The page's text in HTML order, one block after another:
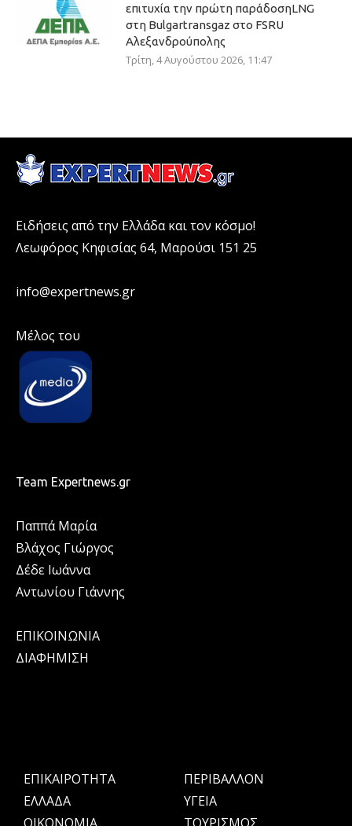
επιτυχία την πρώτη παράδοσηLNG
στη Bulgartransgaz στο FSRU
Αλεξανδρούπολης
Τρίτη, 4 Αυγούστου 2026, 11:47
Ειδήσεις από την Ελλάδα και τον κόσμο!
Λεωφόρος Κηφισίας 64, Μαρούσι 151 25
info@expertnews.gr
Μέλος του
Team Expertnews.gr
Παππά Μαρία
Βλάχος Γιώργος
Δέδε Ιωάννα
Αντωνίου Γιάννης
ΕΠΙΚΟΙΝΩΝΙΑ
ΔΙΑΦΗΜΙΣΗ
ΕΠΙΚΑΙΡΟΤΗΤΑ
ΕΛΛΑΔΑ
ΠΕΡΙΒΑΛΛΟΝ
ΥΓΕΙΑ